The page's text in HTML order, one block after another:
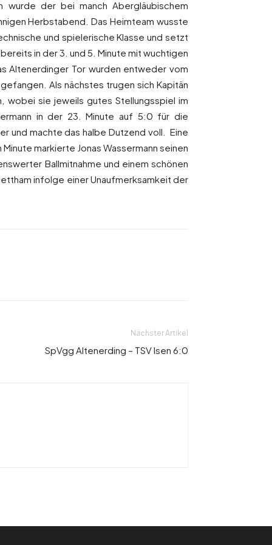
wurde der bei manch Abergläubischem
Herbstabend. Das Heimteam wusste
und spielerische Klasse und setzt
in der 3. und 5. Minute mit wuchtigen
Altenerdinger Tor wurden entweder vom
Als nächstes trugen sich Kapitän
wobei sie jeweils gutes Stellungsspiel im
in der 23. Minute auf 5:0 für die
und machte das halbe Dutzend voll. Eine
markierte Jonas Wassermann seinen
Ballmitnahme und einem schönen
infolge einer Unaufmerksamkeit der
Nächster Artikel
SpVgg Altenerding – TSV Isen 6:0